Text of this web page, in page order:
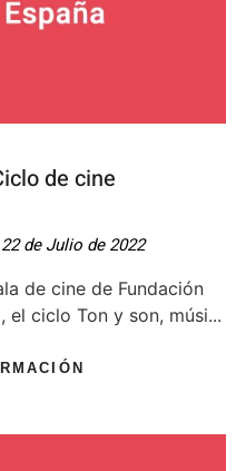
de cine
de Julio de 2022
de cine de Fundación
el ciclo Ton y son, músi...